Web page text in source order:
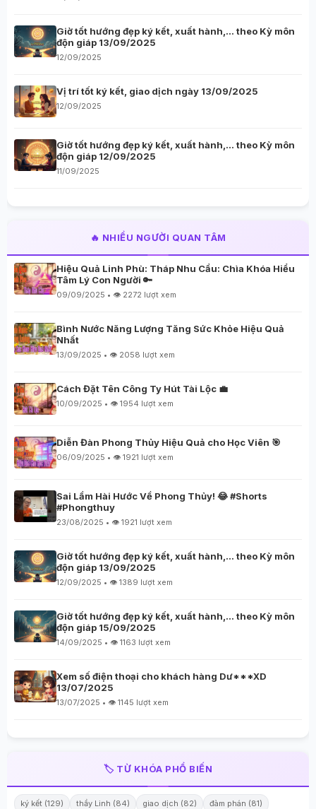
Giờ tốt hướng đẹp ký kết, xuất hành,… theo Kỳ môn
độn giáp 13/09/2025
12/09/2025
Vị trí tốt ký kết, giao dịch ngày 13/09/2025
12/09/2025
Giờ tốt hướng đẹp ký kết, xuất hành,… theo Kỳ môn
độn giáp 12/09/2025
11/09/2025
🔥 NHIỀU NGƯỜI QUAN TÂM
Hiệu Quả Linh Phù: Tháp Nhu Cầu: Chìa Khóa Hiểu
Tâm Lý Con Người 🔑
09/09/2025 • 👁️ 2272 lượt xem
Bình Nước Năng Lượng Tăng Sức Khỏe Hiệu Quả
Nhất
13/09/2025 • 👁️ 2058 lượt xem
Cách Đặt Tên Công Ty Hút Tài Lộc 💼
10/09/2025 • 👁️ 1954 lượt xem
Diễn Đàn Phong Thủy Hiệu Quả cho Học Viên 🎯
06/09/2025 • 👁️ 1921 lượt xem
Sai Lầm Hài Hước Về Phong Thủy! 😂 #Shorts
#Phongthuy
23/08/2025 • 👁️ 1921 lượt xem
Giờ tốt hướng đẹp ký kết, xuất hành,… theo Kỳ môn
độn giáp 13/09/2025
12/09/2025 • 👁️ 1389 lượt xem
Giờ tốt hướng đẹp ký kết, xuất hành,… theo Kỳ môn
độn giáp 15/09/2025
14/09/2025 • 👁️ 1163 lượt xem
Xem số điện thoại cho khách hàng Dư***XD
13/07/2025
13/07/2025 • 👁️ 1145 lượt xem
🏷️ TỪ KHÓA PHỔ BIẾN
ký kết (129) thầy Linh (84) giao dịch (82)
đàm phán (81)